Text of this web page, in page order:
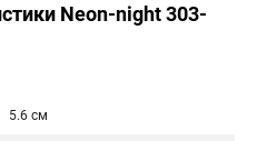
Neon-night 303-
5.6 см